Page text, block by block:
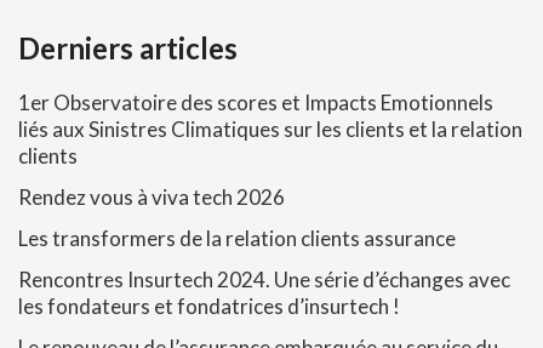
Derniers articles
1er Observatoire des scores et Impacts Emotionnels
liés aux Sinistres Climatiques sur les clients et la relation
clients
Rendez vous à viva tech 2026
Les transformers de la relation clients assurance
Rencontres Insurtech 2024. Une série d’échanges avec
les fondateurs et fondatrices d’insurtech !